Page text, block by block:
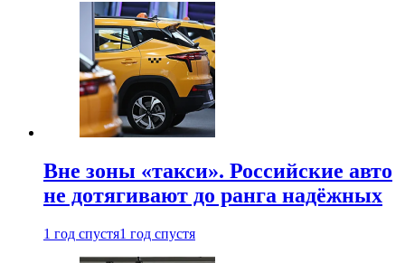
Вне зоны «такси». Российские авто
не дотягивают до ранга надёжных
1 год спустя1 год спустя